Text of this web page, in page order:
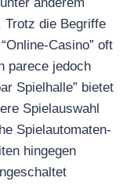
anderem
Trotz die Begriffe
Casino” oft
parece jedoch
Spielhalle” bietet
Spielauswahl
Spielautomaten-
hingegen